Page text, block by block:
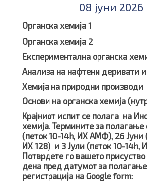
08 јуни 2026
Органска хемија 1
Органска хемија 2
Експериментална органска
Анализа на нафтени деривати
Хемија на природни производи
Основи на органска хемија
Крајниот испит сеполага на
хемија. Термините за полагање
(петок 10-14h, ИХ АМФ), 26 Јуни
ИХ 128) и 3 Јули (петок 10-14h,
Потврдете го вашето присуство
дена пред датумот за
регистрација на Google form: